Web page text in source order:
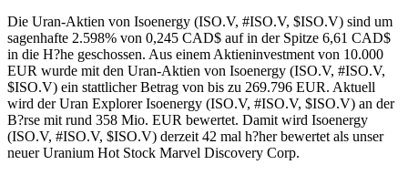
Die Uran-Aktien von Isoenergy (ISO.V, #ISO.V, $ISO.V) sind um
sagenhafte 2.598% von 0,245 CAD$ auf in der Spitze 6,61 CAD$
in die H?he geschossen. Aus einem Aktieninvestment von 10.000
EUR wurde mit den Uran-Aktien von Isoenergy (ISO.V, #ISO.V,
$ISO.V) ein stattlicher Betrag von bis zu 269.796 EUR. Aktuell
wird der Uran Explorer Isoenergy (ISO.V, #ISO.V, $ISO.V) an der
B?rse mit rund 358 Mio. EUR bewertet. Damit wird Isoenergy
(ISO.V, #ISO.V, $ISO.V) derzeit 42 mal h?her bewertet als unser
neuer Uranium Hot Stock Marvel Discovery Corp.